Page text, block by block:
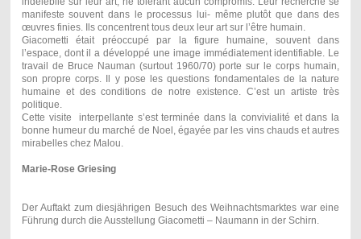
manifeste souvent dans le processus lui- même plutôt que dans des
œuvres finies. Ils concentrent tous deux leur art sur l’être humain.
Giacometti était préoccupé par la figure humaine, souvent dans
l’espace, dont il a développé une image immédiatement identifiable. Le
travail de Bruce Nauman (surtout 1960/70) porte sur le corps humain,
son propre corps. Il y pose les questions fondamentales de la nature
humaine et des conditions de notre existence. C’est un artiste très
politique.
Cette visite interpellante s’est terminée dans la convivialité et dans la
bonne humeur du marché de Noel, égayée par les vins chauds et autres
mirabelles chez Malou.
Marie-Rose Griesing
Der Auftakt zum diesjährigen Besuch des Weihnachtsmarktes war eine
Führung durch die Ausstellung Giacometti – Naumann in der Schirn.